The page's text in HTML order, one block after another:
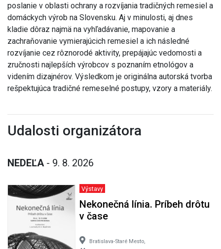
poslanie v oblasti ochrany a rozvíjania tradičných remesiel a
domáckych výrob na Slovensku. Aj v minulosti, aj dnes
kladie dôraz najmä na vyhľadávanie, mapovanie a
zachraňovanie vymierajúcich remesiel a ich následné
rozvíjanie cez rôznorodé aktivity, prepájajúc vedomosti a
zručnosti najlepších výrobcov s poznaním etnológov a
videním dizajnérov. Výsledkom je originálna autorská tvorba
rešpektujúca tradičné remeselné postupy, vzory a materiály.
Udalosti organizátora
NEDEĽA - 9. 8. 2026
Výstavy
Nekonečná línia. Príbeh drôtu
v čase
Bratislava-Staré Mesto,